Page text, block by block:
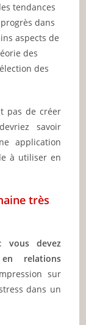
tendances
dans
aspects de
des
des
pas de créer
savoir
application
à utiliser en
très
vous devez
en relations
sur
dans un